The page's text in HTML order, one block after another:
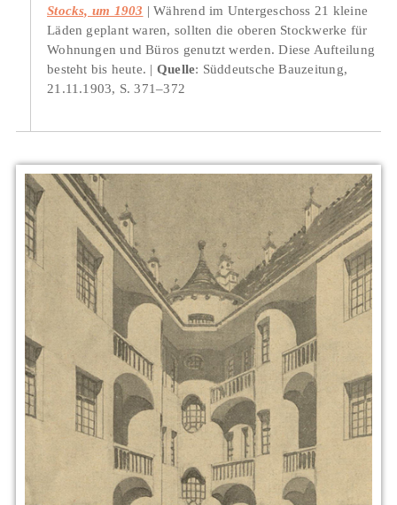
Stocks, um 1903
Während im Untergeschoss 21 kleine
Läden geplant waren, sollten die oberen Stockwerke für
Wohnungen und Büros genutzt werden. Diese Aufteilung
besteht bis heute.
Quelle: Süddeutsche Bauzeitung,
21.11.1903, S. 371–372